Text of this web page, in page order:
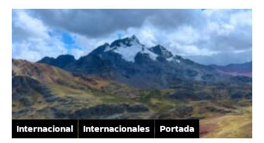
Internacional Internacionales Portada